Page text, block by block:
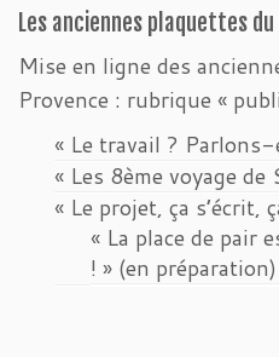
Les anciennes plaquettes du
Mise en ligne des
Provence : rubrique «
« Le travail ? Parlons-
« Les 8ème voyage de
« Le projet, ça s’écrit,
« La place de pair
! » (en préparation)